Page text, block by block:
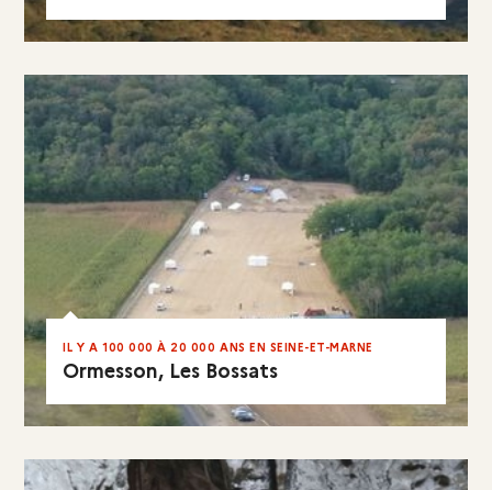
EN RÉSUMÉ
Ormesson, Les Bossats
IL Y A 100 000 À 20 000 ANS EN SEINE-ET-MARNE
EN RÉSUMÉ